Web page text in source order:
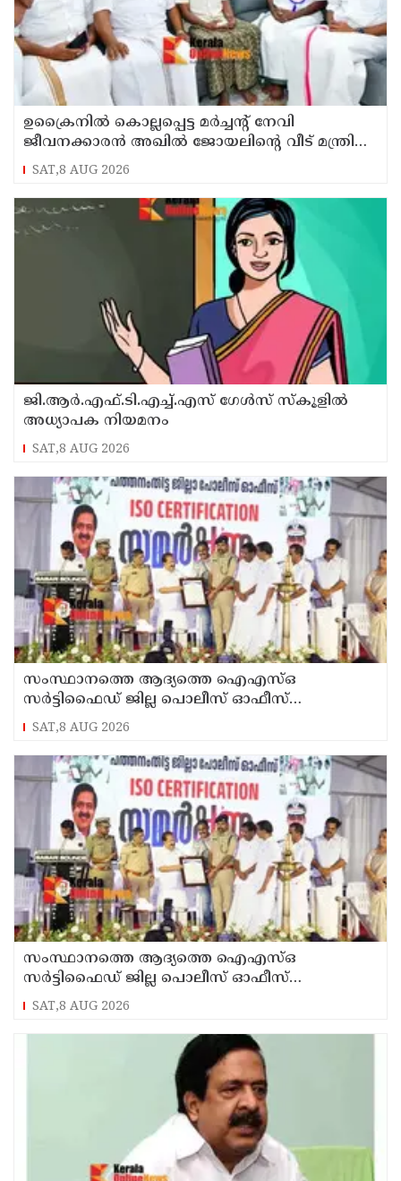
ഉക്രൈനിൽ കൊല്ലപ്പെട്ട മർച്ചന്റ് നേവി
ജീവനക്കാരൻ അഖിൽ ജോയലിന്റെ വീട് മന്ത്രി
അനൂപ് ജേക്കബ്ബ് സന്ദർശിച്ചു
SAT,8 AUG 2026
ജി.ആർ.എഫ്.ടി.എച്ച്.എസ് ഗേൾസ് സ്‌കൂളിൽ
അധ്യാപക നിയമനം
SAT,8 AUG 2026
സംസ്ഥാനത്തെ ആദ്യത്തെ ഐഎസ്ഒ
സർട്ടിഫൈഡ് ജില്ല പൊലീസ് ഓഫീസ്
പത്തനംതിട്ടയിൽ
SAT,8 AUG 2026
സംസ്ഥാനത്തെ ആദ്യത്തെ ഐഎസ്ഒ
സർട്ടിഫൈഡ് ജില്ല പൊലീസ് ഓഫീസ്
പത്തനംതിട്ടയിൽ
SAT,8 AUG 2026